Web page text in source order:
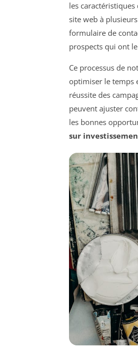
les
site web à
formulaire de
prospects qui ont
Ce processus de
optimiser le temps
réussite des
peuvent ajuster
les bonnes
sur